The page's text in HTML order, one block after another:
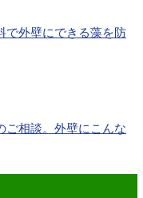
で外壁にできる藻を防
ご相談。外壁にこんな